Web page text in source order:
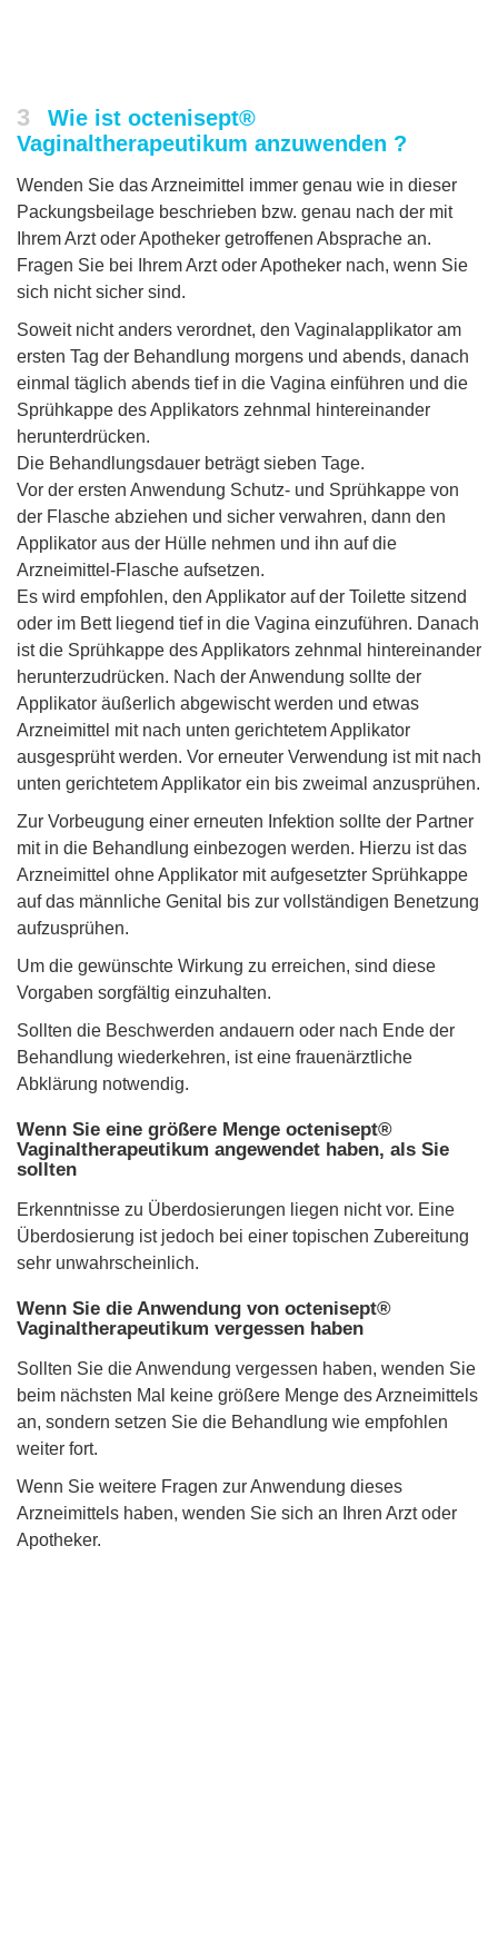
3
Wie ist octenisept®
Vaginaltherapeutikum anzuwenden ?
Wenden Sie das Arzneimittel immer genau wie in dieser
Packungsbeilage beschrieben bzw. genau nach der mit
Ihrem Arzt oder Apotheker getroffenen Absprache an.
Fragen Sie bei Ihrem Arzt oder Apotheker nach, wenn Sie
sich nicht sicher sind.
Soweit nicht anders verordnet, den Vaginalapplikator am
ersten Tag der Behandlung morgens und abends, danach
einmal täglich abends tief in die Vagina einführen und die
Sprühkappe des Applikators zehnmal hintereinander
herunterdrücken.
Die Behandlungsdauer beträgt sieben Tage.
Vor der ersten Anwendung Schutz- und Sprühkappe von
der Flasche abziehen und sicher verwahren, dann den
Applikator aus der Hülle nehmen und ihn auf die
Arzneimittel-Flasche aufsetzen.
Es wird empfohlen, den Applikator auf der Toilette sitzend
oder im Bett liegend tief in die Vagina einzuführen. Danach
ist die Sprühkappe des Applikators zehnmal hintereinander
herunterzudrücken. Nach der Anwendung sollte der
Applikator äußerlich abgewischt werden und etwas
Arzneimittel mit nach unten gerichtetem Applikator
ausgesprüht werden. Vor erneuter Verwendung ist mit nach
unten gerichtetem Applikator ein bis zweimal anzusprühen.
Zur Vorbeugung einer erneuten Infektion sollte der Partner
mit in die Behandlung einbezogen werden. Hierzu ist das
Arzneimittel ohne Applikator mit aufgesetzter Sprühkappe
auf das männliche Genital bis zur vollständigen Benetzung
aufzusprühen.
Um die gewünschte Wirkung zu erreichen, sind diese
Vorgaben sorgfältig einzuhalten.
Sollten die Beschwerden andauern oder nach Ende der
Behandlung wiederkehren, ist eine frauenärztliche
Abklärung notwendig.
Wenn Sie eine größere Menge octenisept®
Vaginaltherapeutikum angewendet haben, als Sie
sollten
Erkenntnisse zu Überdosierungen liegen nicht vor. Eine
Überdosierung ist jedoch bei einer topischen Zubereitung
sehr unwahrscheinlich.
Wenn Sie die Anwendung von octenisept®
Vaginaltherapeutikum vergessen haben
Sollten Sie die Anwendung vergessen haben, wenden Sie
beim nächsten Mal keine größere Menge des Arzneimittels
an, sondern setzen Sie die Behandlung wie empfohlen
weiter fort.
Wenn Sie weitere Fragen zur Anwendung dieses
Arzneimittels haben, wenden Sie sich an Ihren Arzt oder
Apotheker.